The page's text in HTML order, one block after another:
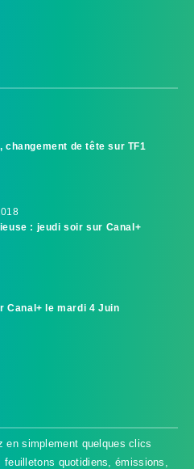
changement de tête sur TF1
: jeudi soir sur Canal+
Canal+ le mardi 4 Juin
en simplement quelques clics
quotidiens, émissions,